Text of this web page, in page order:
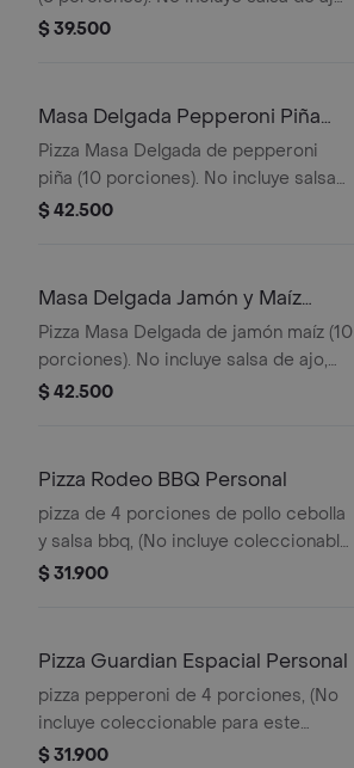
llevala por $2.900 adicionales.
$ 39.500
Masa Delgada Pepperoni Piña
Familiar
Pizza Masa Delgada de pepperoni
piña (10 porciones). No incluye salsa
de ajo, llevala por $2.900 adicionales.
$ 42.500
Masa Delgada Jamón y Maíz
Familiar
Pizza Masa Delgada de jamón maíz (10
porciones). No incluye salsa de ajo,
llevala por $2.900 adicionales.
$ 42.500
Pizza Rodeo BBQ Personal
pizza de 4 porciones de pollo cebolla
y salsa bbq, (No incluye coleccionable
para este canal).
$ 31.900
Pizza Guardian Espacial Personal
pizza pepperoni de 4 porciones, (No
incluye coleccionable para este
canal).
$ 31.900